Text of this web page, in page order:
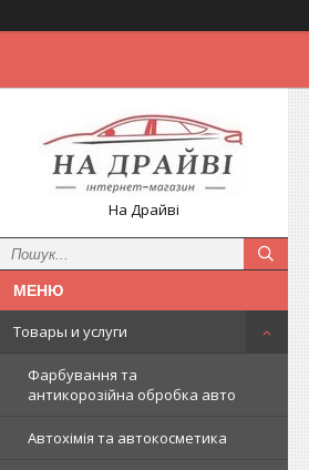
На Драйві
Товары и услуги
Фарбування та
антикорозійна обробка авто
Автохімія та автокосметика